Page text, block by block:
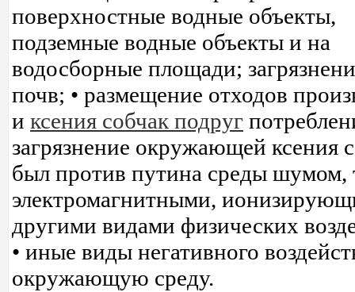
поверхностные водные объекты,
подземные водные объекты и на
водосборные площади;
почв; • размещение отходов
и ксения собчак подруг
загрязнение окружающей ксения
был против путина среды шумом,
электромагнитными,
другими видами физических
• иные виды негативного
окружающую среду.